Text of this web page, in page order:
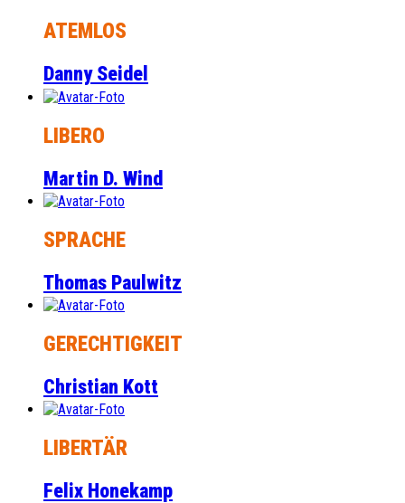
ATEMLOS
Danny Seidel
LIBERO
Martin D. Wind
SPRACHE
Thomas Paulwitz
GERECHTIGKEIT
Christian Kott
LIBERTÄR
Felix Honekamp